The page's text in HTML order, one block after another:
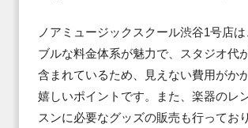
ノアミュージックスクール渋谷1号店
ブルな料金体系が魅力で、スタジオ代
含まれているため、見えない費用がか
嬉しいポイントです。また、楽器のレ
スンに必要なグッズの販売も行ってお